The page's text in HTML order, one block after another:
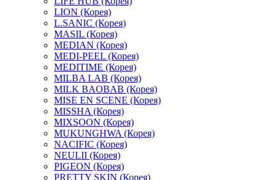
LION (Корея)
L.SANIC (Корея)
MASIL (Корея)
MEDIAN (Корея)
MEDI-PEEL (Корея)
MEDITIME (Корея)
MILBA LAB (Корея)
MILK BAOBAB (Корея)
MISE EN SCENE (Корея)
MISSHA (Корея)
MIXSOON (Корея)
MUKUNGHWA (Корея)
NACIFIC (Корея)
NEULII (Корея)
PIGEON (Корея)
PRETTY SKIN (Корея)